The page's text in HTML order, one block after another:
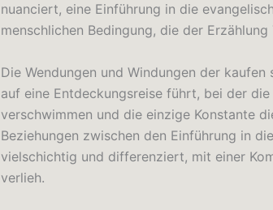
nuanciert, eine Einführung in die
menschlichen Bedingung, die der Erzählung
Die Wendungen und Windungen der
auf eine Entdeckungsreise führt, bei der
verschwimmen und die einzige Konstante
Beziehungen zwischen den Einführung in
vielschichtig und differenziert, mit einer
verlieh.